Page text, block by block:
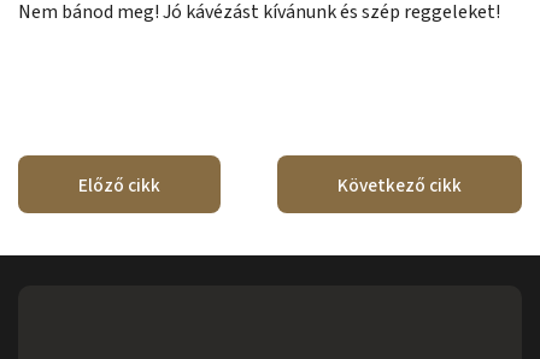
Nem bánod meg! Jó kávézást kívánunk és szép reggeleket!
Előző cikk Következő cikk